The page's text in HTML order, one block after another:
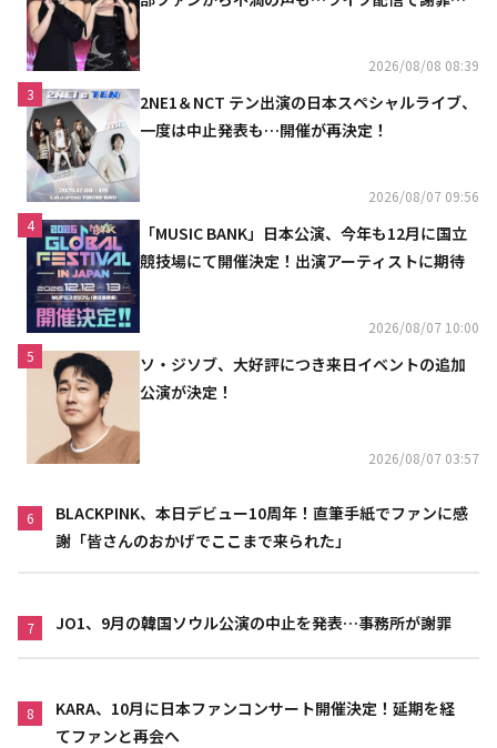
2026/08/08 08:39
3
2NE1＆NCT テン出演の日本スペシャルライブ、
一度は中止発表も…開催が再決定！
2026/08/07 09:56
4
「MUSIC BANK」日本公演、今年も12月に国立
競技場にて開催決定！出演アーティストに期待
2026/08/07 10:00
5
ソ・ジソブ、大好評につき来日イベントの追加
公演が決定！
2026/08/07 03:57
6
BLACKPINK、本日デビュー10周年！直筆手紙でファンに感
謝「皆さんのおかげでここまで来られた」
7 JO1、9月の韓国ソウル公演の中止を発表…事務所が謝罪
8
KARA、10月に日本ファンコンサート開催決定！延期を経
てファンと再会へ